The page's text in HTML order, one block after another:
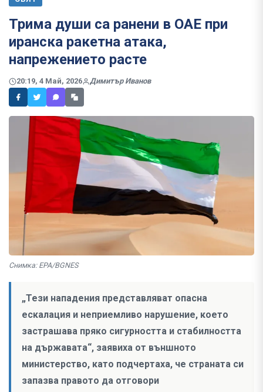
Трима души са ранени в ОАЕ при
иранска ракетна атака,
напрежението расте
20:19, 4 Май, 2026 Димитър Иванов
Снимка: EPA/BGNES
„Тези нападения представляват опасна
ескалация и неприемливо нарушение, което
застрашава пряко сигурността и стабилността
на държавата“, заявиха от външното
министерство, като подчертаха, че страната си
запазва правото да отговори